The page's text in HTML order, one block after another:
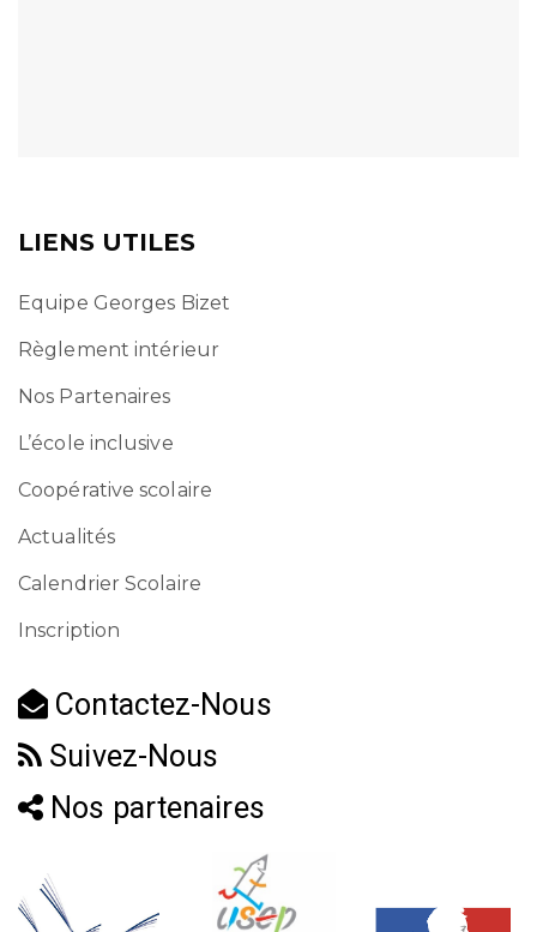
LIENS UTILES
Equipe Georges Bizet
Règlement intérieur
Nos Partenaires
L’école inclusive
Coopérative scolaire
Actualités
Calendrier Scolaire
Inscription
Contactez-Nous
Suivez-Nous
Nos partenaires